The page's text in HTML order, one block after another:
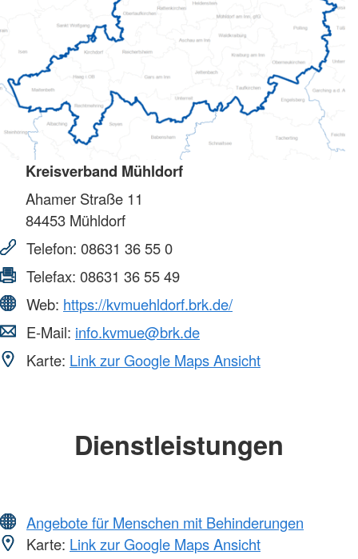
Kreisverband Mühldorf
Ahamer Straße 11
84453 Mühldorf
Telefon: 08631 36 55 0
Telefax: 08631 36 55 49
Web: https://kvmuehldorf.brk.de/
E-Mail: info.kvmue@brk.de
Karte: Link zur Google Maps Ansicht
Dienstleistungen
Angebote für Menschen mit Behinderungen
Karte: Link zur Google Maps Ansicht